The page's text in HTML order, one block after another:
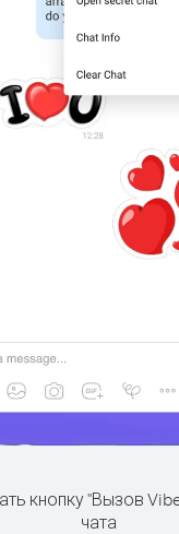
кнопку "Вызов
чата